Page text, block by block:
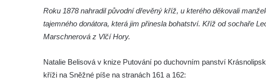
Kříž v Dělnické ulici v Kamenném Újezdě
Boží muka na křižovatce ulic Latrán a K
Malší ve Velešíně
Kříž u kostela svatého Václava ve Velešíně
Roku 1878 nahradil původní dřevěný kříž, u kterého děkovali
tajemného donátora, která jim přinesla bohatství. Kříž od sochaře
Marschnerová z Vlčí Hory.
Natalie Belisová v knize Putování po duchovním panství
kříži na Sněžné píše na stranách 161 a 162: